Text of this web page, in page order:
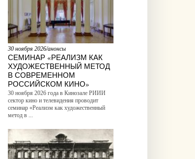
30 ноября 2026/анонсы
СЕМИНАР «РЕАЛИЗМ КАК
ХУДОЖЕСТВЕННЫЙ МЕТОД
В СОВРЕМЕННОМ
РОССИЙСКОМ КИНО»
30 ноября 2026 года в Кинозале РИИИ
сектор кино и телевидения проводит
семинар «Реализм как художественный
метод в ...